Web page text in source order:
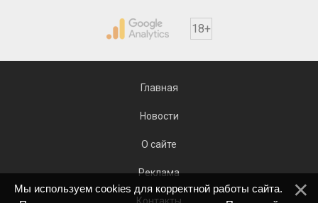
18+
Главная
Новости
О сайте
Реклама
Мы используем cookies для корректной работы сайта.